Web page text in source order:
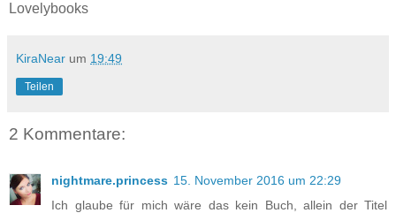
Lovelybooks
KiraNear um 19:49
Teilen
2 Kommentare:
nightmare.princess 15. November 2016 um 22:29
Ich glaube für mich wäre das kein Buch, allein der Titel